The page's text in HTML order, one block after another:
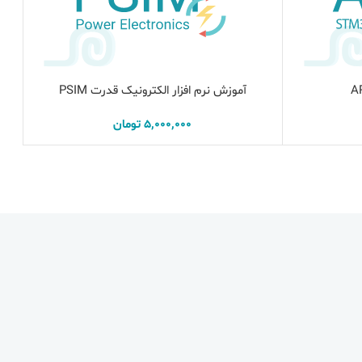
افزودن به سبد خرید
آموزش نرم افزار الکترونیک قدرت PSIM
5,000,000تومان